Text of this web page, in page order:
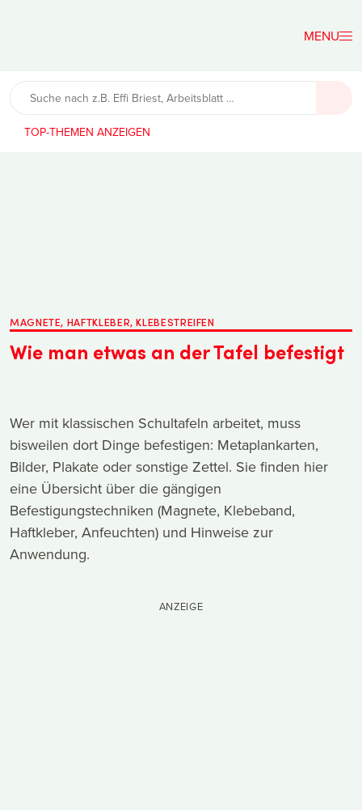
Lehrerfreund
TOP-THEMEN
MAGNETE, HAFTKLEBER, KLEBESTREIFEN
Wie man etwas an der Tafel befestigt
Wer mit klassischen Schultafeln arbeitet, muss
bisweilen dort Dinge befestigen: Metaplankarten,
Bilder, Plakate oder sonstige Zettel. Sie finden hier
eine Übersicht über die gängigen
Befestigungstechniken (Magnete, Klebeband,
Haftkleber, Anfeuchten) und Hinweise zur
Anwendung.
ANZEIGE